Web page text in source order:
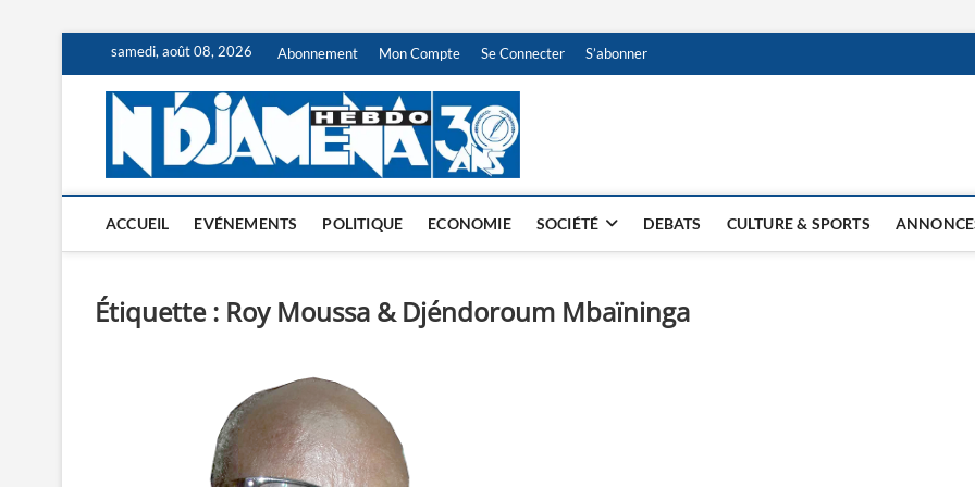
content
samedi, août 08, 2026 Abonnement Mon Compte Se Connecter S’abonner
NDJAMENA HEBDO
ACCUEIL EVÉNEMENTS POLITIQUE ECONOMIE SOCIÉTÉ DEBATS CULTURE & SPORTS
Étiquette : Roy Moussa & Djéndoroum Mbaïninga